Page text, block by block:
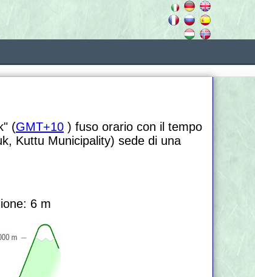
(GMT+10 ) fuso orario con il tempo
Kuttu Municipality) sede di una
6 m